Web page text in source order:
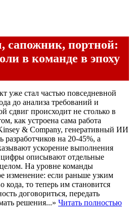
сапожник, портной:
в команде в эпоху
уже стал частью повседневной
до анализа требований и
сдвиг происходит не столько в
как устроена сама работа
& Company, генеративный ИИ
на 20-45%, а
ускорение выполнения
цифры описывают отдельные
На уровне команды
изменение: если раньше узким
кода, то теперь им становится
договориться, передать
решения...» Читать полностью